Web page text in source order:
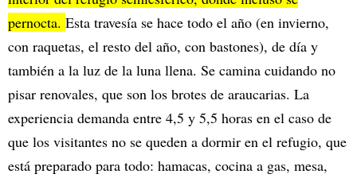
pernocta. Esta travesía se hace todo el año (en invierno,
con raquetas, el resto del año, con bastones), de día y
también a la luz de la luna llena. Se camina cuidando no
pisar renovales, que son los brotes de araucarias. La
experiencia demanda entre 4,5 y 5,5 horas en el caso de
que los visitantes no se queden a dormir en el refugio, que
está preparado para todo: hamacas, cocina a gas, mesa,